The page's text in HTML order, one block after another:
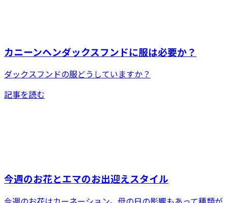
カニーンヘンダックスフンドに服は必要か？
ダックスフンドの服どうしていますか？
記事を読む
今週のお花とエマのお出迎えスタイル